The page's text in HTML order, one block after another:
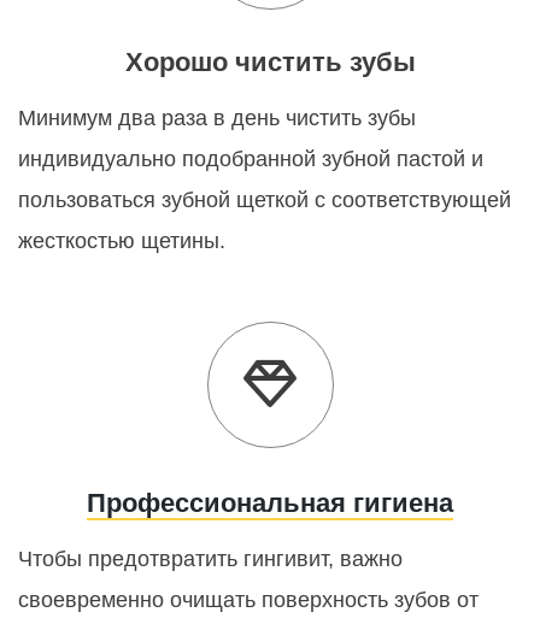
Хорошо чистить зубы
Минимум два раза в день чистить зубы
индивидуально подобранной зубной пастой и
пользоваться зубной щеткой с соответствующей
жесткостью щетины.
Профессиональная гигиена
Чтобы предотвратить гингивит, важно
своевременно очищать поверхность зубов от